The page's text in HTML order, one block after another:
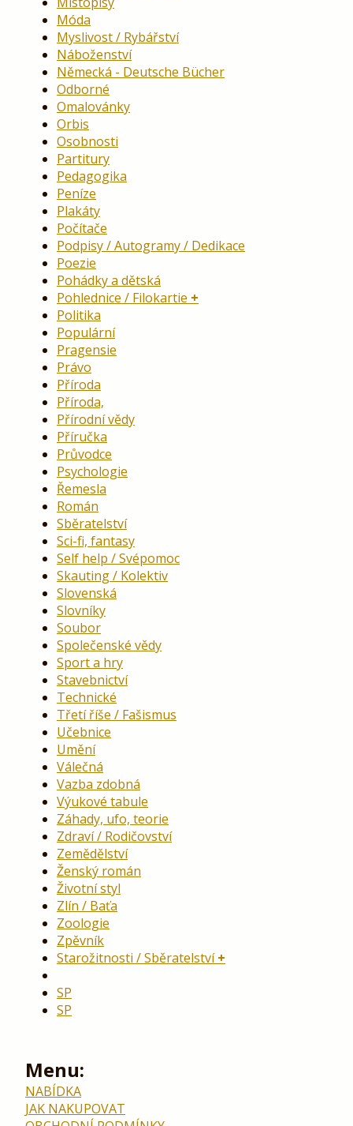
Móda
Myslivost / Rybářství
Náboženství
Německá - Deutsche Bücher
Odborné
Omalovánky
Orbis
Osobnosti
Partitury
Pedagogika
Peníze
Plakáty
Počítače
Podpisy / Autogramy / Dedikace
Poezie
Pohádky a dětská
Pohlednice / Filokartie
Politika
Populární
Pragensie
Právo
Příroda
Příroda,
Přírodní vědy
Příručka
Průvodce
Psychologie
Řemesla
Román
Sběratelství
Sci-fi, fantasy
Self help / Svépomoc
Skauting / Kolektiv
Slovenská
Slovníky
Soubor
Společenské vědy
Sport a hry
Stavebnictví
Technické
Třetí říše / Fašismus
Učebnice
Umění
Válečná
Vazba zdobná
Výukové tabule
Záhady, ufo, teorie
Zdraví / Rodičovství
Zemědělství
Ženský román
Životní styl
Zlín / Baťa
Zoologie
Zpěvník
Starožitnosti / Sběratelství
SP
SP
Menu:
NABÍDKA
JAK NAKUPOVAT